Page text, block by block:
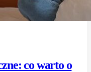
co warto o